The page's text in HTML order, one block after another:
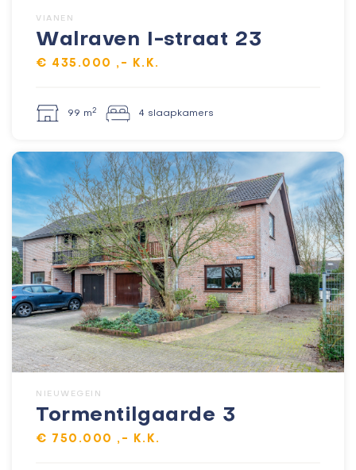
VIANEN
Walraven I-straat 23
€ 435.000 ,- K.K.
99 m2 4 slaapkamers
NIEUWEGEIN
Tormentilgaarde 3
€ 750.000 ,- K.K.